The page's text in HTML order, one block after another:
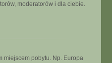
moderatorów i dla ciebie.
miejscem pobytu. Np. Europa